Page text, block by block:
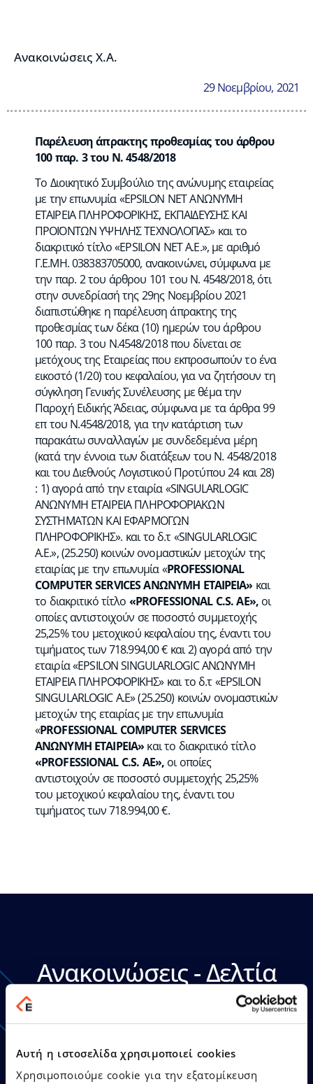
Αυτή η ιστοσελίδα χρησιμοποιεί cookies
Χρησιμοποιούμε cookie για την εξατομίκευση
Ανακοινώσεις Χ.Α.
29 Νοεμβρίου, 2021
Παρέλευση άπρακτης προθεσμίας του άρθρου
100 παρ. 3 του Ν. 4548/2018
Το Διοικητικό Συμβούλιο της ανώνυμης εταιρείας
με την επωνυμία «EPSILON NET ΑΝΩΝΥΜΗ
ΕΤΑΙΡΕΙΑ ΠΛΗΡΟΦΟΡΙΚΗΣ, ΕΚΠΑΙΔΕΥΣΗΣ ΚΑΙ
ΠΡΟΪΟΝΤΩΝ ΥΨΗΛΗΣ ΤΕΧΝΟΛΟΓΙΑΣ» και το
διακριτικό τίτλο «EPSILON NET A.E.», με αριθμό
Γ.Ε.ΜΗ. 038383705000, ανακοινώνει, σύμφωνα με
την παρ. 2 του άρθρου 101 του Ν. 4548/2018, ότι
στην συνεδρίασή της 29ης Νοεμβρίου 2021
διαπιστώθηκε η παρέλευση άπρακτης της
προθεσμίας των δέκα (10) ημερών του άρθρου
100 παρ. 3 του Ν.4548/2018 που δίνεται σε
μετόχους της Εταιρείας που εκπροσωπούν το ένα
εικοστό (1/20) του κεφαλαίου, για να ζητήσουν τη
σύγκληση Γενικής Συνέλευσης με θέμα την
Παροχή Ειδικής Άδειας, σύμφωνα με τα άρθρα 99
επ του Ν.4548/2018, για την κατάρτιση των
παρακάτω συναλλαγών με συνδεδεμένα μέρη
(κατά την έννοια των διατάξεων του Ν. 4548/2018
και του Διεθνούς Λογιστικού Προτύπου 24 και 28)
: 1) αγορά από την εταιρία «SINGULARLOGIC
ΑΝΩΝΥΜΗ ΕΤΑΙΡΕΙΑ ΠΛΗΡΟΦΟΡΙΑΚΩΝ
ΣΥΣΤΗΜΑΤΩΝ ΚΑΙ ΕΦΑΡΜΟΓΩΝ
ΠΛΗΡΟΦΟΡΙΚΗΣ». και το δ.τ «SINGULARLOGIC
Α.Ε.», (25.250) κοινών ονομαστικών μετοχών της
εταιρίας με την επωνυμία «PROFESSIONAL
COMPUTER SERVICES ΑΝΩΝΥΜΗ ΕΤΑΙΡΕΙΑ» και
το διακριτικό τίτλο «PROFESSIONAL C.S. AE»,οι
οποίες αντιστοιχούν σε ποσοστό συμμετοχής
25,25% του μετοχικού κεφαλαίου της, έναντι του
τιμήματος των 718.994,00 € και 2) αγορά από την
εταιρία «EPSILON SINGULARLOGIC ΑΝΩΝΥΜΗ
ΕΤΑΙΡΕΙΑ ΠΛΗΡΟΦΟΡΙΚΗΣ» και το δ.τ «EPSILON
SINGULARLOGIC Α.Ε» (25.250) κοινών ονομαστικών
μετοχών της εταιρίας με την επωνυμία
«PROFESSIONAL COMPUTER SERVICES
ΑΝΩΝΥΜΗ ΕΤΑΙΡΕΙΑ» και το διακριτικό τίτλο
«PROFESSIONAL C.S. AE»,οι οποίες
αντιστοιχούν σε ποσοστό συμμετοχής 25,25%
του μετοχικού κεφαλαίου της, έναντι του
τιμήματος των 718.994,00 €.
Ανακοινώσεις - Δελτία
Τύπου